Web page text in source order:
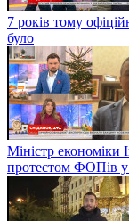
7 років тому
було
Міністр економіки
протестом ФОПів у